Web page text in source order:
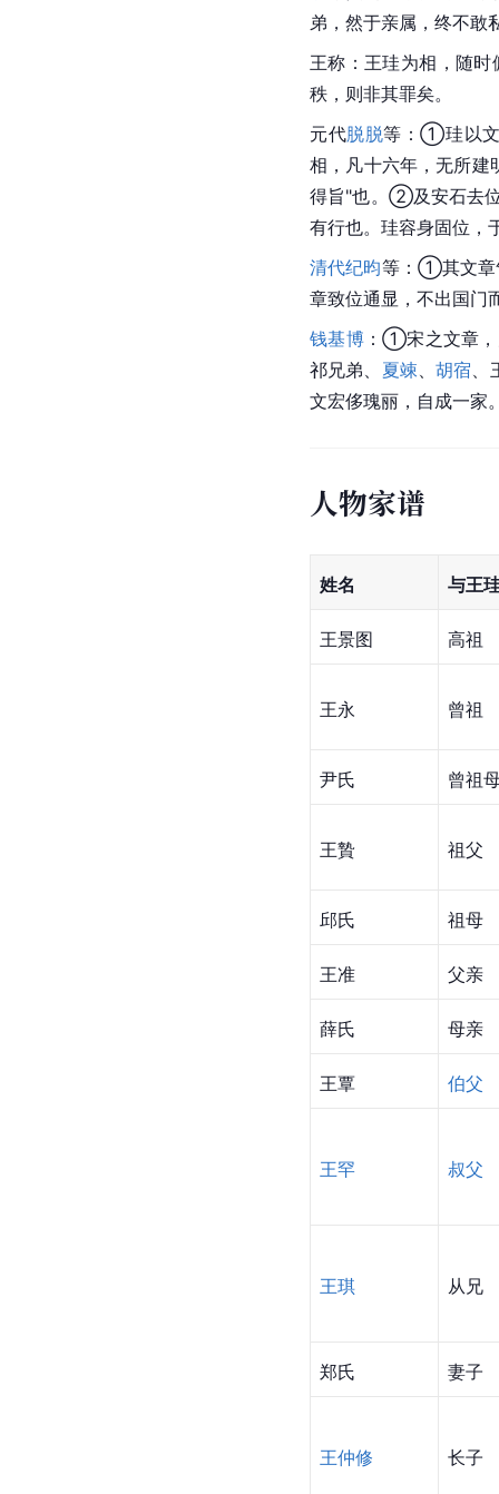
弟，然于亲属，终不敢
王称：王珪为相，随时
秩，则非其罪矣。
元代脱脱等：①珪以文
相，凡十六年，无所建
得旨"也。②及安石去位
有行也。珪容身固位，
清代纪昀等：①其文章
章致位通显，不出国门
钱基博：①宋之文章，
祁兄弟、 夏竦、胡宿、
文宏侈瑰丽，自成一家
人物家谱
姓名 与王
王景图 高祖
王永 曾祖
尹氏 曾祖
王贄 祖父
邱氏 祖母
王准 父亲
薛氏 母亲
王覃 伯父
王罕 叔父
王琪 从兄
郑氏 妻子
王仲修 长子